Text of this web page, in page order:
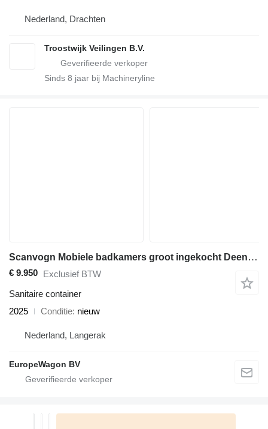
Nederland, Drachten
Troostwijk Veilingen B.V.
Sinds 8 jaar bij Machineryline
Scanvogn Mobiele badkamers groot ingekocht Deense kwaliteit SCANVOGN
€ 9.950 Exclusief BTW
Sanitaire container
2025
Conditie nieuw
Nederland, Langerak
EuropeWagon BV